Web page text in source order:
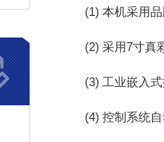
(1) 本机采用品
(2) 采用7寸真彩
(3) 工业嵌入式
(4) 控制系统自